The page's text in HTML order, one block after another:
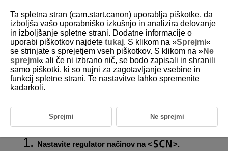
D388-032
SCN: Film v načinu Special scene
(Posebni prizor)
prizora, fotoaparat samodejno nastavi ustrezne nastavitve.
pomeni Posebni prizor.
Nastavite regulator načinov na .
Ta spletna stran (cam.start.canon) uporablja piškotke, da
izboljša vašo uporabniško izkušnjo in analizira delovanje
in izboljšanje spletne strani. Dodatne informacije o
uporabi piškotkov najdete tukaj. S klikom na »Sprejmi«
se strinjate s sprejetjem vseh piškotkov. S klikom na »Ne
sprejmi« ali če ni izbrano nič, se bodo zapisali in shranili
samo piškotki, ki so nujni za zagotavljanje vsebine in
funkcij spletne strani. Te nastavitve lahko spremenite
kadarkoli.
Sprejmi Ne sprejmi